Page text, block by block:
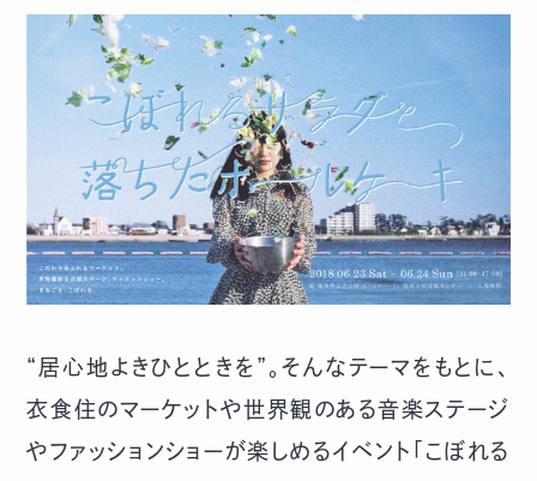
“居心地よきひとときを”。そんなテーマをもとに、
衣食住のマーケットや世界観のある音楽ステージ
やファッションショーが楽しめるイベント「こぼれる